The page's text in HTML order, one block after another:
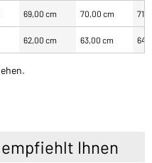
69,00 cm 70,00 cm
62,00 cm 63,00 cm
Ihnen